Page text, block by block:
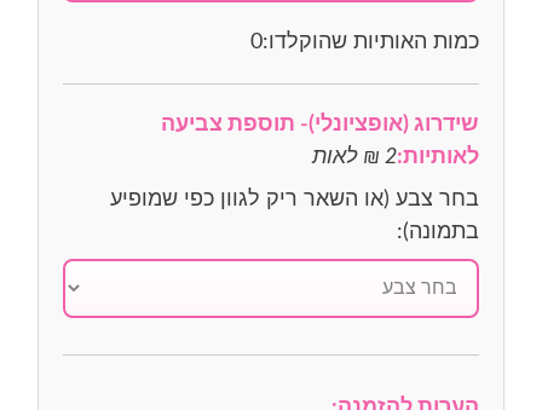
כמות האותיות שהוקלדו:0
שידרוג (אופציונלי)- תוספת צביעה
לאותיות:2 ₪ לאות
בחר צבע (או השאר ריק לגוון כפי שמופיע
בתמונה):